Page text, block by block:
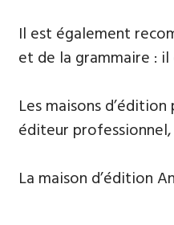
Il est également
et de la grammaire :
Les maisons
éditeur
La maison d’édition